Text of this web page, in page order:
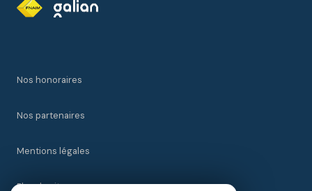
Nos honoraires
Nos partenaires
Mentions légales
Plan du site